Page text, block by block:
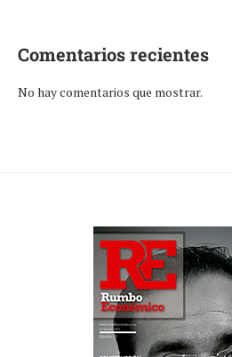
Comentarios recientes
No hay comentarios que mostrar.